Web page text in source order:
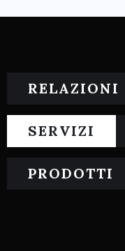
RELAZIONI
SERVIZI
PRODOTTI